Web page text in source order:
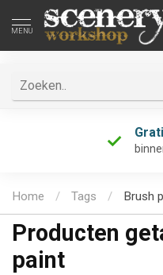
MENU
Home / Tags / Brush
Producten
paint